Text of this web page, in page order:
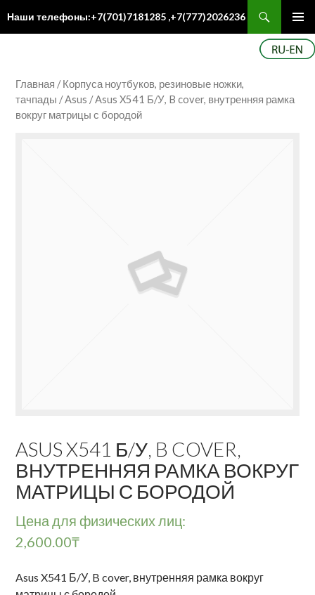
Наши телефоны:+7(701)7181285 ,+7(777)2026236
Главная /Корпуса ноутбуков, резиновые ножки,
тачпады /Asus / Asus X541 Б/У, B cover, внутренняя рамка
вокруг матрицы с бородой
ASUS X541 Б/У, B COVER,
ВНУТРЕННЯЯ РАМКА ВОКРУГ
МАТРИЦЫ С БОРОДОЙ
Цена для физических лиц:
2,600.00₸
Asus X541 Б/У, B cover, внутренняя рамка вокруг